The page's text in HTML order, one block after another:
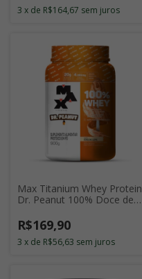
3 x de R$164,67 sem juros
Max Titanium Whey Protein
Dr. Peanut 100% Doce de
R$169,90
3 x de R$56,63 sem juros